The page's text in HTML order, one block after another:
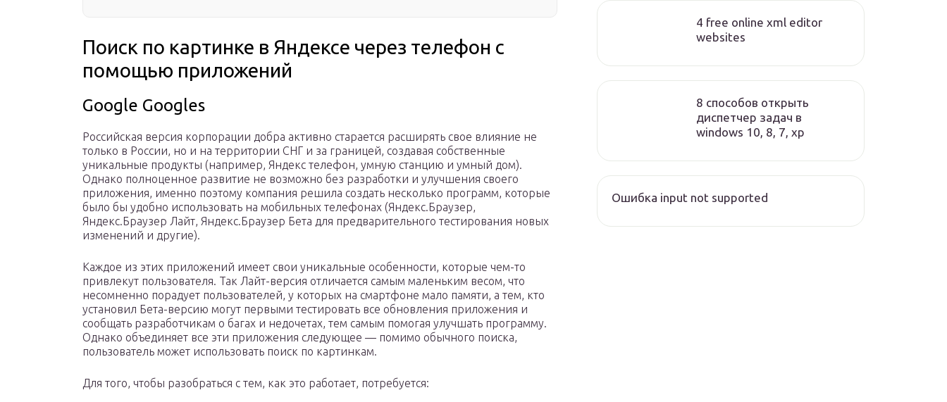
Поиск по картинке в Яндексе через телефон с
помощью приложений
Google Googles
Российская версия корпорации добра активно старается расширять свое влияние не
только в России, но и на территории СНГ и за границей, создавая собственные
уникальные продукты (например, Яндекс телефон, умную станцию и умный дом).
Однако полноценное развитие не возможно без разработки и улучшения своего
приложения, именно поэтому компания решила создать несколько программ, которые
было бы удобно использовать на мобильных телефонах (Яндекс.Браузер,
Яндекс.Браузер Лайт, Яндекс.Браузер Бета для предварительного тестирования новых
изменений и другие).
Каждое из этих приложений имеет свои уникальные особенности, которые чем-то
привлекут пользователя. Так Лайт-версия отличается самым маленьким весом, что
несомненно порадует пользователей, у которых на смартфоне мало памяти, а тем, кто
установил Бета-версию могут первыми тестировать все обновления приложения и
сообщать разработчикам о багах и недочетах, тем самым помогая улучшать программу.
Однако объединяет все эти приложения следующее — помимо обычного поиска,
пользователь может использовать поиск по картинкам.
Для того, чтобы разобраться с тем, как это работает, потребуется:
4 free online xml editor
websites
8 способов открыть
диспетчер задач в
windows 10, 8, 7, xp
Ошибка input not supported